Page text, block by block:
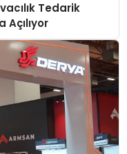
Tedarik